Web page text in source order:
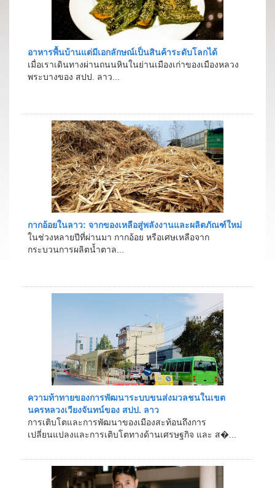
อาหารพื้นบ้านแต่มีเอกลักษณ์เป็นสินค้าระดับโลกได้
เมื่อเราเดินทางผ่านถนนหินในย่านเมืองเก่าของเมืองหลวง
พระบางของ สปป. ลาว...
กากอ้อยในลาว: จากของเหลือสู่พลังงานและผลิตภัณฑ์ใหม่
ในช่วงหลายปีที่ผ่านมา กากอ้อย หรือเศษเหลือจาก
กระบวนการผลิตน้ำตาล...
ความท้าทายของการพัฒนาระบบขนส่งมวลชนในเขต
นครหลวงเวียงจันทน์ของ สปป. ลาว
การเติบโตและการพัฒนาของเมืองสะท้อนถึงการ
เปลี่ยนแปลงและการเติบโตทางด้านเศรษฐกิจ และ ส�...